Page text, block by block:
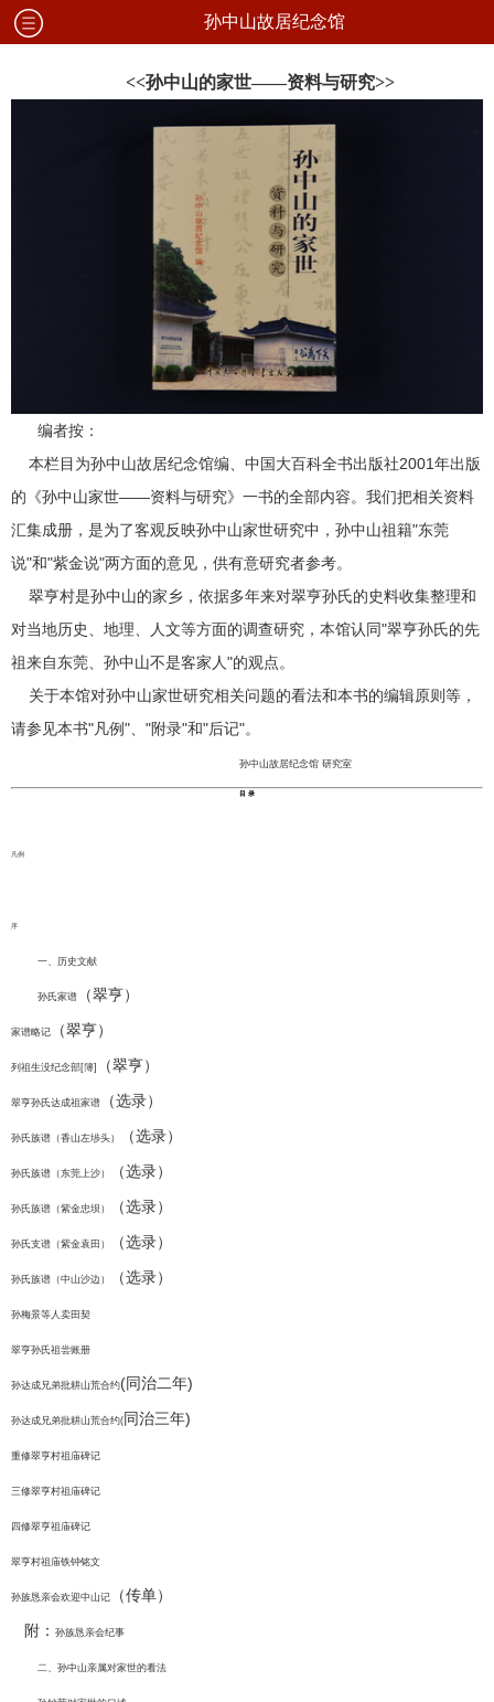
孙中山故居纪念馆
<<孙中山的家世――资料与研究>>
编者按：
本栏目为孙中山故居纪念馆编、中国大百科全书出版社2001年出版
的《孙中山家世——资料与研究》一书的全部内容。我们把相关资料
汇集成册，是为了客观反映孙中山家世研究中，孙中山祖籍"东莞
说"和"紫金说"两方面的意见，供有意研究者参考。
翠亨村是孙中山的家乡，依据多年来对翠亨孙氏的史料收集整理和
对当地历史、地理、人文等方面的调查研究，本馆认同"翠亨孙氏的先
祖来自东莞、孙中山不是客家人"的观点。
关于本馆对孙中山家世研究相关问题的看法和本书的编辑原则等，
请参见本书"凡例"、"附录"和"后记"。
孙中山故居纪念馆 研究室
目 录
凡例
序
一、历史文献
孙氏家谱 （翠亨）
家谱略记 （翠亨）
列祖生没纪念部[簿] （翠亨）
翠亨孙氏达成祖家谱 （选录）
孙氏族谱（香山左埗头） （选录）
孙氏族谱（东莞上沙） （选录）
孙氏族谱（紫金忠坝） （选录）
孙氏支谱（紫金袁田） （选录）
孙氏族谱（中山沙边） （选录）
孙梅景等人卖田契
翠亨孙氏祖尝账册
孙达成兄弟批耕山荒合约(同治二年)
孙达成兄弟批耕山荒合约(同治三年)
重修翠亨村祖庙碑记
三修翠亨村祖庙碑记
四修翠亨祖庙碑记
翠亨村祖庙铁钟铭文
孙族恳亲会欢迎中山记
（传单）
附： 孙族恳亲会纪事
二、孙中山亲属对家世的看法